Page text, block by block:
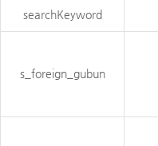
searchKeyword
s_foreign_gubun